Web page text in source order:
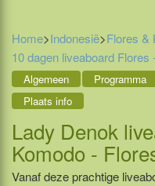
Home>Indonesië>Flores &
10 dagen liveaboard
Algemeen Programma
Plaats info
Lady Denok
Komodo -
Vanaf deze prachtige